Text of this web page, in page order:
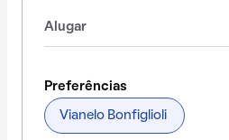
Alugar
Preferências
Vianelo Bonfiglioli